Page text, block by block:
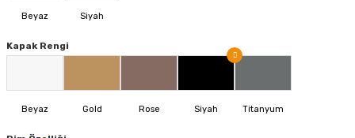
Kapak Rengi